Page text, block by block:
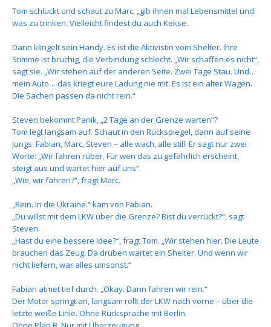
Tom schluckt und schaut zu Marc, „gib ihnen mal Lebensmittel und
was zu trinken. Vielleicht findest du auch Kekse.
Dann klingelt sein Handy. Es ist die Aktivistin vom Shelter. Ihre
Stimme ist brüchig, die Verbindung schlecht. „Wir schaffen es nicht“,
sagt sie. „Wir stehen auf der anderen Seite. Zwei Tage Stau. Und…
mein Auto… das kriegt eure Ladung nie mit. Es ist ein alter Wagen.
Die Sachen passen da nicht rein.“
Steven bekommt Panik, „2 Tage an der Grenze warten“?
Tom legt langsam auf. Schaut in den Rückspiegel, dann auf seine
Jungs. Fabian, Marc, Steven – alle wach, alle still. Er sagt nur zwei
Worte: „Wir fahren rüber. Für wen das zu gefährlich erscheint,
steigt aus und wartet hier auf uns“.
„Wie, wir fahren?“, fragt Marc.
„Rein. In die Ukraine.“ kam von Fabian.
„Du willst mit dem LKW über die Grenze? Bist du verrückt?“, sagt
Steven.
„Hast du eine bessere Idee?“, fragt Tom. „Wir stehen hier. Die Leute
brauchen das Zeug. Da drüben wartet ein Shelter. Und wenn wir
nicht liefern, war alles umsonst.“
Fabian atmet tief durch. „Okay. Dann fahren wir rein.“
Der Motor springt an, langsam rollt der LKW nach vorne – über die
letzte weiße Linie. Ohne Rücksprache mit Berlin.